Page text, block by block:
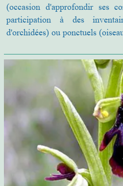
(occasion d'approfondir ses
participation à des
d'orchidées) ou ponctuels